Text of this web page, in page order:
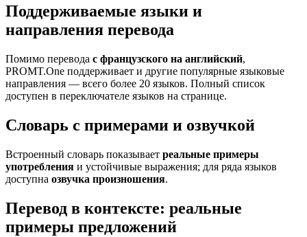
Поддерживаемые языки и
направления перевода
Помимо перевода с французского на английский,
PROMT.One поддерживает и другие популярные языковые
направления — всего более 20 языков. Полный список
доступен в переключателе языков на странице.
Словарь с примерами и озвучкой
Встроенный словарь показывает реальные примеры
употребления и устойчивые выражения; для ряда языков
доступна озвучка произношения.
Перевод в контексте: реальные
примеры предложений